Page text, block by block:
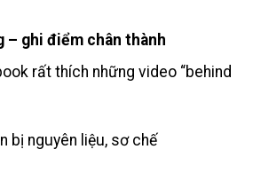
– ghi điểm chân thành
rất thích những video “behind
bị nguyên liệu, sơ chế